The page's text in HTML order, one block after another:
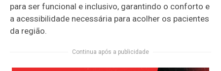
para ser funcional e inclusivo, garantindo o conforto e
a acessibilidade necessária para acolher os pacientes
da região.
Continua após a publicidade